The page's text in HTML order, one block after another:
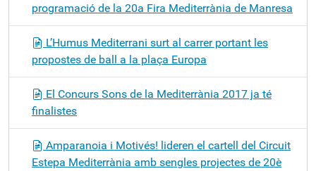
programació de la 20a Fira Mediterrània de Manresa
L’Humus Mediterrani surt al carrer portant les
propostes de ball a la plaça Europa
El Concurs Sons de la Mediterrània 2017 ja té
finalistes
Amparanoia i Motivés! lideren el cartell del Circuit
Estepa Mediterrània amb sengles projectes de 20è